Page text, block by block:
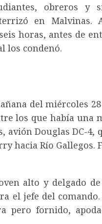
obreros y
en
horas, antes de
los condenó.
del miércoles
los que había
avión Douglas DC-4,
hacia Río Gallegos.
alto y delgado
el jefe del
pero fornido,